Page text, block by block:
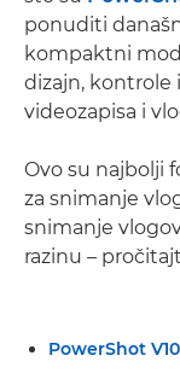
ponuditi
kompaktni
dizajn, kontrole
videozapisa i
Ovo su najbolji
za snimanje
snimanje
razinu –
PowerShot